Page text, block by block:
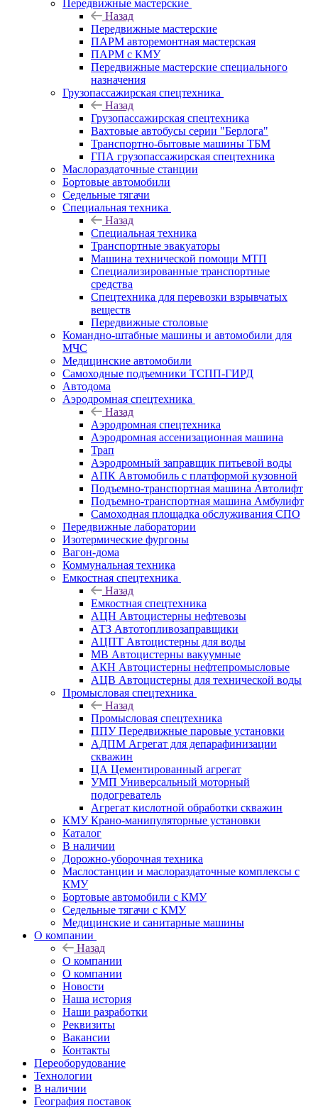
Передвижные мастерские
Назад
Передвижные мастерские
ПАРМ авторемонтная мастерская
ПАРМ с КМУ
Передвижные мастерские специального
назначения
Грузопассажирская спецтехника
Назад
Грузопассажирская спецтехника
Вахтовые автобусы серии "Берлога"
Транспортно-бытовые машины ТБМ
ГПА грузопассажирская спецтехника
Маслораздаточные станции
Бортовые автомобили
Седельные тягачи
Специальная техника
Назад
Специальная техника
Транспортные эвакуаторы
Машина технической помощи МТП
Специализированные транспортные
средства
Спецтехника для перевозки взрывчатых
веществ
Передвижные столовые
Командно-штабные машины и автомобили для
МЧС
Медицинские автомобили
Самоходные подъемники ТСПП-ГИРД
Автодома
Аэродромная спецтехника
Назад
Аэродромная спецтехника
Аэродромная ассенизационная машина
Трап
Аэродромный заправщик питьевой воды
АПК Автомобиль с платформой кузовной
Подъемно-транспортная машина Автолифт
Подъемно-транспортная машина Амбулифт
Самоходная площадка обслуживания СПО
Передвижные лаборатории
Изотермические фургоны
Вагон-дома
Коммунальная техника
Емкостная спецтехника
Назад
Емкостная спецтехника
АЦН Автоцистерны нефтевозы
АТЗ Автотопливозаправщики
АЦПТ Автоцистерны для воды
МВ Автоцистерны вакуумные
АКН Автоцистерны нефтепромысловые
АЦВ Автоцистерны для технической воды
Промысловая спецтехника
Назад
Промысловая спецтехника
ППУ Передвижные паровые установки
АДПМ Агрегат для депарафинизации
скважин
ЦА Цементированный агрегат
УМП Универсальный моторный
подогреватель
Агрегат кислотной обработки скважин
КМУ Крано-манипуляторные установки
Каталог
В наличии
Дорожно-уборочная техника
Маслостанции и маслораздаточные комплексы с
КМУ
Бортовые автомобили с КМУ
Седельные тягачи с КМУ
Медицинские и санитарные машины
О компании
Назад
О компании
О компании
Новости
Наша история
Наши разработки
Реквизиты
Вакансии
Контакты
Переоборудование
Технологии
В наличии
География поставок